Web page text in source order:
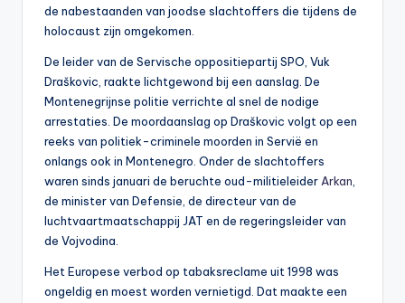
de nabestaanden van joodse slachtoffers die tijdens de
holocaust zijn omgekomen.
De leider van de Servische oppositiepartij SPO, Vuk
Draškovic, raakte lichtgewond bij een aanslag. De
Montenegrijnse politie verrichte al snel de nodige
arrestaties. De moordaanslag op Draškovic volgt op een
reeks van politiek-criminele moorden in Servië en
onlangs ook in Montenegro. Onder de slachtoffers
waren sinds januari de beruchte oud-militieleider Arkan
de minister van Defensie, de directeur van de
luchtvaartmaatschappij JAT en de regeringsleider van
de Vojvodina.
Het Europese verbod op tabaksreclame uit 1998 was
ongeldig en moest worden vernietigd. Dat maakte een